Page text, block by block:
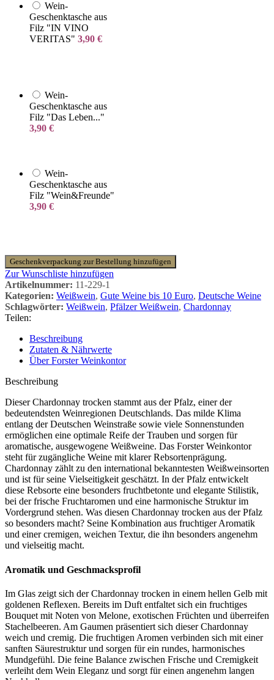
Wein-
Geschenktasche aus
Filz "IN VINO
VERITAS" 3,90 €
Wein-
Geschenktasche aus
Filz "Das Leben..."
3,90 €
Wein-
Geschenktasche aus
Filz "Wein&Freunde"
3,90 €
Geschenkverpackung zur Bestellung hinzufügen
Zur Wunschliste hinzufügen
Artikelnummer: 11-229-1
Kategorien: Weißwein, Gute Weine bis 10 Euro, Deutsche Weine
Schlagwörter: Weißwein, Pfälzer Weißwein, Chardonnay
Teilen:
Beschreibung
Zutaten & Nährwerte
Über Forster Weinkontor
Beschreibung
Dieser Chardonnay trocken stammt aus der Pfalz, einer der
bedeutendsten Weinregionen Deutschlands. Das milde Klima
entlang der Deutschen Weinstraße sowie viele Sonnenstunden
ermöglichen eine optimale Reife der Trauben und sorgen für
aromatische, ausgewogene Weißweine. Das Forster Weinkontor
steht für zugängliche Weine mit klarer Rebsortenprägung.
Chardonnay zählt zu den international bekanntesten Weißweinsorten
und ist für seine Vielseitigkeit geschätzt. In der Pfalz entwickelt
diese Rebsorte eine besonders fruchtbetonte und elegante Stilistik,
bei der frische Fruchtaromen und eine harmonische Struktur im
Vordergrund stehen. Was diesen Chardonnay trocken aus der Pfalz
so besonders macht? Seine Kombination aus fruchtiger Aromatik
und einer cremigen, weichen Textur, die ihn besonders angenehm
und vielseitig macht.
Aromatik und Geschmacksprofil
Im Glas zeigt sich der Chardonnay trocken in einem hellen Gelb mit
goldenen Reflexen. Bereits im Duft entfaltet sich ein fruchtiges
Bouquet mit Noten von Melone, exotischen Früchten und überreifen
Stachelbeeren. Am Gaumen präsentiert sich dieser Chardonnay
weich und cremig. Die fruchtigen Aromen verbinden sich mit einer
sanften Säurestruktur und sorgen für ein rundes, harmonisches
Mundgefühl. Die feine Balance zwischen Frische und Cremigkeit
verleiht dem Wein Eleganz und sorgt für einen angenehm langen